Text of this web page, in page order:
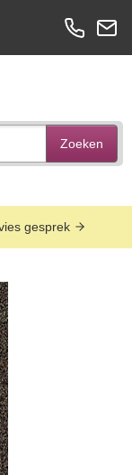
Zoeken
gesprek